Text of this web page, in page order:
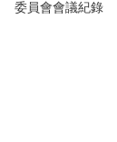
委員會會議紀錄